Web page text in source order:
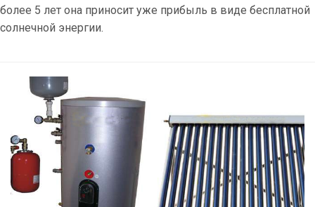
более 5 лет она приносит уже прибыль в виде бесплатной
солнечной энергии.